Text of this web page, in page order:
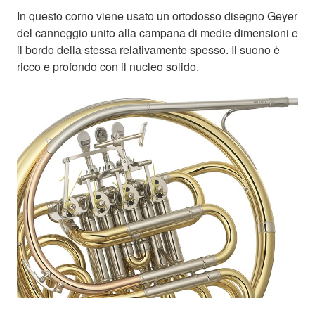
In questo corno viene usato un ortodosso disegno Geyer
del canneggio unito alla campana di medie dimensioni e
il bordo della stessa relativamente spesso. Il suono è
ricco e profondo con il nucleo solido.